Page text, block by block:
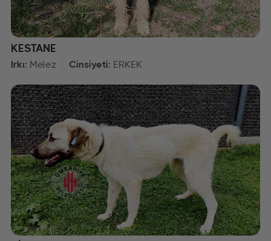
KESTANE
Irkı: Melez Cinsiyeti: ERKEK